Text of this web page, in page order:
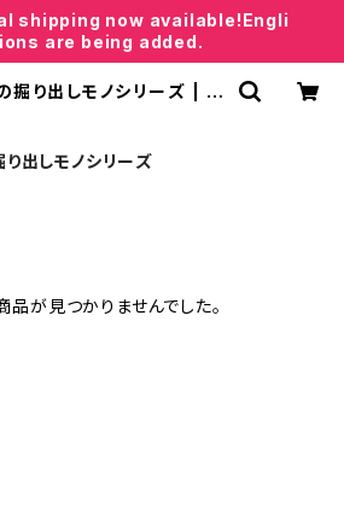
shipping now available!Engli
are being added.
掘り出しモノシリーズ | レ
出しモノシリーズ
品が見つかりませんでした。